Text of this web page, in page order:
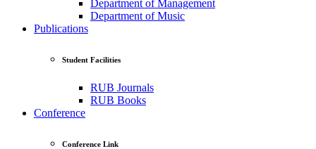
Department of Management
Department of Music
Publications
Student Facilities
RUB Journals
RUB Books
Conference
Conference Link